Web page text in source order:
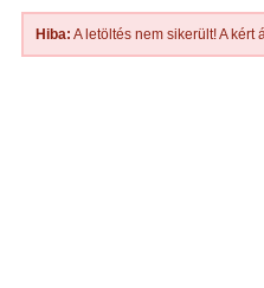
Hiba: A letöltés nem sikerült! A kért